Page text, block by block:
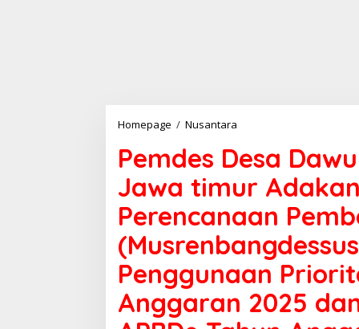
Homepage / Nusantara
Dawung
Kabupaten
Ngawi
Jawa
timur
Adakan
Musyawarah
Perencanaan
Pembangunan
Desa
Khusus
(Musrenbangdessus)
Dalam
Pemdes Desa
Jawa timur
Perencanaan
Penggunaan
Anggaran 2025